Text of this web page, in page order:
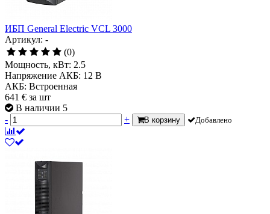
ИБП General Electric VCL 3000
Артикул: -
(0)
Мощность, кВт: 2.5
Напряжение АКБ: 12 В
АКБ: Встроенная
641 € за шт
В наличии 5
-
+ В корзину Добавлено